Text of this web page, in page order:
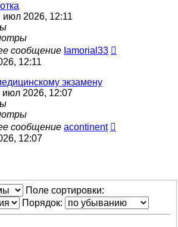
июл 2026, 12:11
сообщение Iamorial33
12:11
экзамену
2026, 12:07
сообщение acontinent
12:07
Поле сортировки:
Порядок: